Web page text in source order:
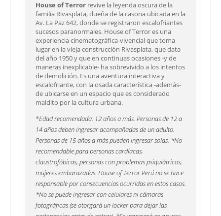
House of Terror revive la leyenda oscura de la
familia Rivasplata, dueña de la casona ubicada en la
Av. La Paz 642, donde se registraron escalofriantes
sucesos paranormales. House of Terror es una
experiencia cinematográfica-vivencial que toma
lugar en la vieja construcción Rivasplata, que data
del año 1950 y que en continuas ocasiones -y de
maneras inexplicable- ha sobrevivido a los intentos
de demolición. Es una aventura interactiva y
escalofriante, con la osada característica -además-
de ubicarse en un espacio que es considerado
maldito por la cultura urbana.
*Edad recomendada: 12 años a más. Personas de 12 a
14 años deben ingresar acompañadas de un adulto.
Personas de 15 años a más pueden ingresar solas. *No
recomendable para personas cardíacas,
claustrofóbicas, personas con problemas psiquiátricos,
mujeres embarazadas. House of Terror Perú no se hace
responsable por consecuencias ocurridas en estos casos.
*No se puede ingresar con celulares ni cámaras
fotográficas (se otorgará un locker para dejar las